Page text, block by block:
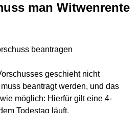
man Witwenrente
beantragen
geschieht nicht
beantragt werden, und das
möglich: Hierfür gilt eine 4-
Todestag läuft.